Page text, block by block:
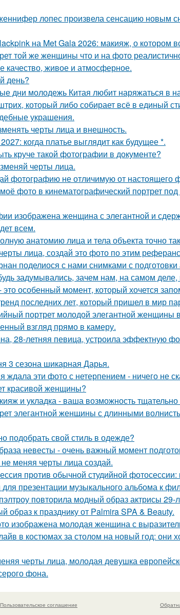
лопес произвела сенсацию новым
на Met Gala 2026: макияж, о котором
той же женщины что и на фото
качество, живое и атмосферное.
день?
дни молодежь Китая любит наряжаться в
который либо собирает всё в единый
украшения.
черты лица и внешность.
когда платье выглядит как будущее *.
круче такой фотографии в документе?
черты лица.
фотографию не отличимую от настоящего
фото в кинематографический портрет
изображена женщина с элегантной и
всем.
анатомию лица и тела объекта точно
лица, создай это фото по этим
поделиося с нами снимками с
задумывались, зачем нам, на самом
это особенный момент, который хочется
последних лет, который пришел в мир
портрет молодой элегантной женщины
взгляд прямо в камеру.
28-летняя певица, устроила эффектную
3 сезона шикарная Дарья.
ждала эти фото с нетерпением - ничего не
красивой женщины?
и укладка - ваша возможность тщательно
элегантной женщины с длинными
подобрать свой стиль в одежде?
невесты - очень важный момент
меняя черты лица создай.
против обычной студийной
презентации музыкального альбома к
повторила модный образ актрисы 29-
образ к празднику от Palmira SPA & Beauty.
изображена молодая женщина с
в костюмах за столом на новый год:
черты лица, молодая девушка
фона.
Пользовательское соглашение